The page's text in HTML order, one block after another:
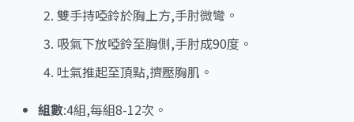
雙手持啞鈴於胸上方,手肘微彎。
吸氣下放啞鈴至胸側,手肘成90度。
吐氣推起至頂點,擠壓胸肌。
組數:4組,每組8-12次。